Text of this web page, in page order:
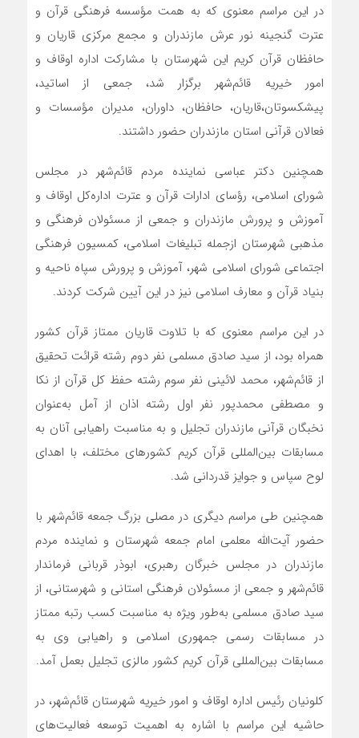
در این مراسم معنوی که به همت مؤسسه فرهنگی قرآن و
عترت گنجینه نور عرش مازندران و مجمع مرکزی قاریان و
حافظان قرآن کریم این شهرستان با مشارکت اداره اوقاف و
امور خیریه قائم‌شهر برگزار شد، جمعی از اساتید،
پیشکسوتان،قاریان، حافظان، داوران، مدیران مؤسسات و
فعالان قرآنی استان مازندران حضور داشتند.
همچنین دکتر عباسی نماینده مردم قائم‌شهر در مجلس
شورای اسلامی، رؤسای ادارات قرآن و عترت اداره‌کل اوقاف و
آموزش و پرورش مازندران و جمعی از مسئولان فرهنگی و
مذهبی شهرستان ازجمله تبلیغات اسلامی، کمسیون فرهنگی
اجتماعی شورای اسلامی شهر، آموزش و پرورش سپاه ناحیه و
بنیاد قرآن و معارف اسلامی نیز در این آیین شرکت کردند.
در این مراسم معنوی که با تلاوت قاریان ممتاز قرآن کشور
همراه بود، از سید صادق مسلمی نفر دوم رشته قرائت تحقیق
از قائم‌شهر، محمد لائینی نفر سوم رشته حفظ کل قرآن از نکا
و مصطفی محمدپور نفر اول رشته اذان از آمل به‌عنوان
نخبگان قرآنی مازندران تجلیل و به مناسبت راهیابی آنان به
مسابقات بین‌المللی قرآن کریم کشورهای مختلف، با اهدای
لوح سپاس و جوایز قدردانی شد.
همچنین طی مراسم دیگری در مصلی بزرگ جمعه قائم‌شهر با
حضور آیت‌الله معلمی امام جمعه شهرستان و نماینده مردم
مازندران در مجلس خبرگان رهبری، ابوذر قربانی فرماندار
قائم‌شهر و جمعی از مسئولان فرهنگی استانی و شهرستانی، از
سید صادق مسلمی به‌طور ویژه به مناسبت کسب رتبه ممتاز
در مسابقات رسمی جمهوری اسلامی و راهیابی وی به
مسابقات بین‌المللی قرآن کریم کشور مالزی تجلیل بعمل آمد.
کلونیان رئیس اداره اوقاف و امور خیریه شهرستان قائم‌شهر، در
حاشیه این مراسم با اشاره به اهمیت توسعه فعالیت‌های